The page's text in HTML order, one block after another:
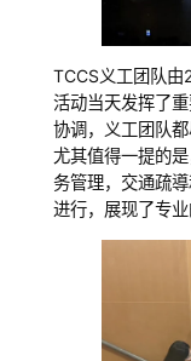
TCCS义工团队由
活动当天发挥了
协调，义工团队
尤其值得一提的
务管理，交通疏
进行，展现了专